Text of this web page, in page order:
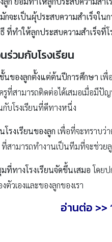
มักจะเป็นผุ้ประสบความสำเร็จใ
ธี ที่ทำให้ลูกประสบความสำเร็จที่
ร่วมกับโรงเรียน
นของลูกตั้งแต่ต้นปีการศึกษา เพื่
ครูที่สามารถติดต่อได้เสมอเมื่อ
บโรงเรียนที่ดีทางหนึ่ง
โรงเรียนของลูก เพื่อที่จะทราบว่
สามารถทำงานเป็นทีมที่จะช่วย
ที่ทางโรงเรียนจัดขึ้นเสมอ โดย
ตัวเองและของลูกของเรา
อ่านต่อ >>